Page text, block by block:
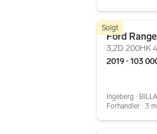
Solgt
Ford
2019 ∙ 103
Ingeberg ∙
Forhandler ∙ 3
Gå til annonsen